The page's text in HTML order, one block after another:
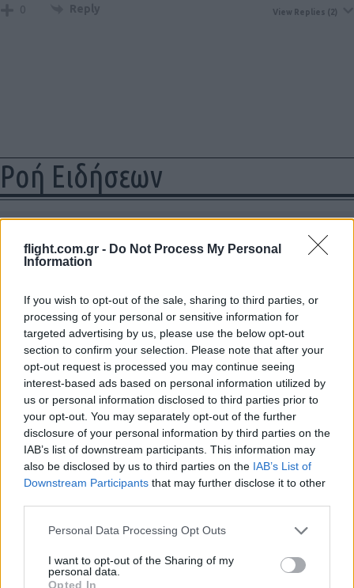
flight.com.gr - Do Not Process My Personal
Information
If you wish to opt-out of the sale, sharing to third parties, or
processing of your personal or sensitive information for
targeted advertising by us, please use the below opt-out
section to confirm your selection. Please note that after your
opt-out request is processed you may continue seeing
interest-based ads based on personal information utilized by
us or personal information disclosed to third parties prior to
your opt-out. You may separately opt-out of the further
disclosure of your personal information by third parties on the
IAB’s list of downstream participants. This information may
also be disclosed by us to third parties on the IAB’s List of
Downstream Participants that may further disclose it to other
Please note that this website/app uses one or more Google
not limited to your visit or usage behaviour. You may click to
grant or deny consent to Google and its third-party tags to
Personal Data Processing Opt Outs
I want to opt-out of the Sharing of my
personal data.
Opted In
Ροή Ειδήσεων
ΑΝΑΛΥΣΗ: Η Ευρώπη χτίζει τον δικό
της πολυεπίπεδο «Θόλο» αεράμυνας – οι
21:05
Μη επανδρωμένα επιφανείας Magura
εξαπέλυσαν drones κατά ρωσικών
ραντάρ στην Κριμαία – βίντεο
20:20
1822: Μάχη των Δερβενακίων, ο
0 Reply View Replies (2)